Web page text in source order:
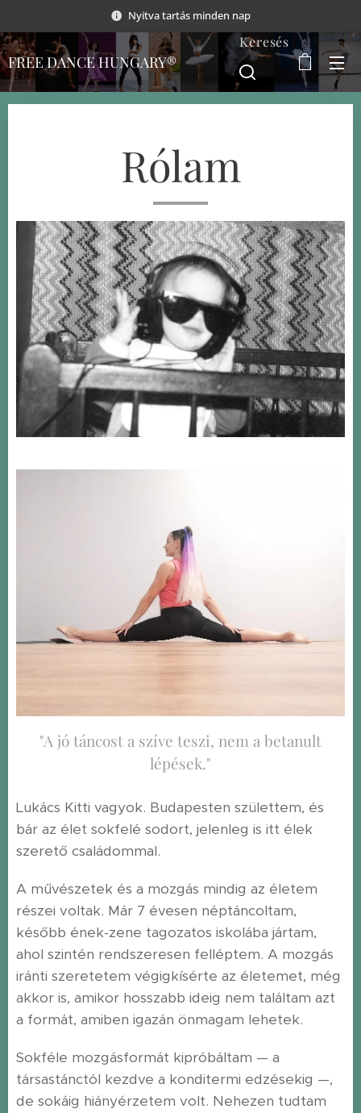
Nyitva tartás minden nap
FREE DANCE HUNGARY®
Keresés
Rólam
"A jó táncost a szíve teszi, nem a betanult
lépések."
Lukács Kitti vagyok. Budapesten születtem, és
bár az élet sokfelé sodort, jelenleg is itt élek
szerető családommal.
A művészetek és a mozgás mindig az életem
részei voltak. Már 7 évesen néptáncoltam,
később ének-zene tagozatos iskolába jártam,
ahol szintén rendszeresen felléptem. A mozgás
iránti szeretetem végigkísérte az életemet, még
akkor is, amikor hosszabb ideig nem találtam azt
a formát, amiben igazán önmagam lehetek.
Sokféle mozgásformát kipróbáltam — a
társastánctól kezdve a konditermi edzésekig —,
de sokáig hiányérzetem volt. Nehezen tudtam